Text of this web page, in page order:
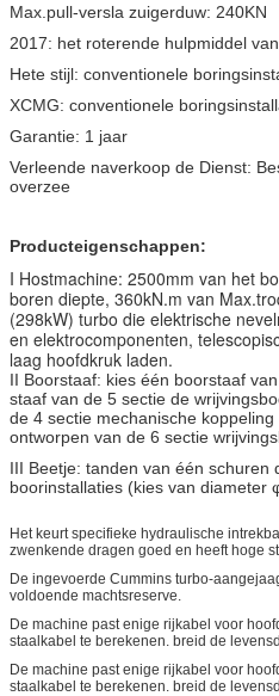
Max.pull-versla zuigerduw: 240KN
2017: het roterende hulpmiddel
Hete stijl: conventionele
XCMG: conventionele
Garantie: 1 jaar
Verleende naverkoop de Dienst:
overzee
Producteigenschappen:
I Hostmachine: 2500mm van het
boren diepte, 360kN.m van
(298kW) turbo die elektrische
en elektrocomponenten,
laag hoofdkruk laden.
II Boorstaaf: kies één boorstaaf
staaf van de 5 sectie de
de 4 sectie mechanische
ontworpen van de 6 sectie
III Beetje: tanden van één
boorinstallaties (kies van diameter
Het keurt specifieke hydraulische
zwenkende dragen goed en heeft hoge
De ingevoerde Cummins turbo-
voldoende machtsreserve.
De machine past enige rijkabel voor
staalkabel te berekenen. breid de
De machine past enige rijkabel voor
staalkabel te berekenen. breid de